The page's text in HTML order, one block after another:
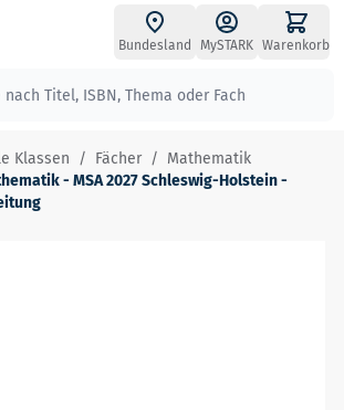
Bundesland MySTARK Warenkorb
Klassen / Fächer / Mathematik
- MSA 2027 Schleswig-Holstein -